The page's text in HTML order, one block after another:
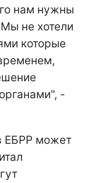
нам нужны
не хотели
которые
-
ЕБРР может